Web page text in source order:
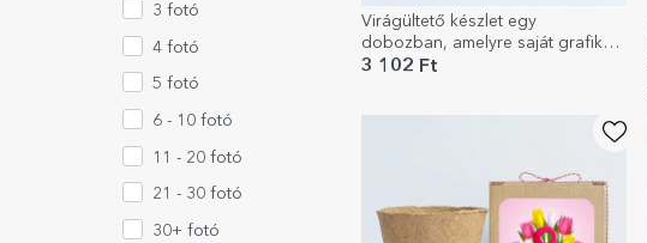
3 fotó
4 fotó
5 fotó
6 - 10 fotó
11 - 20 fotó
21 - 30 fotó
30+ fotó
Virágültető készlet egy
dobozban, amelyre saját grafikát
nyomtathat
3 102 Ft